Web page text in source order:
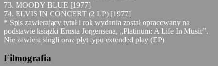
73. MOODY BLUE [1977]
74. ELVIS IN CONCERT (2 LP) [1977]
* Spis zawierający tytuł i rok wydania został opracowany na
podstawie książki Ernsta Jorgensena, „Platinum: A Life In Music”.
Nie zawiera singli oraz płyt typu extended play (EP)
Filmografia